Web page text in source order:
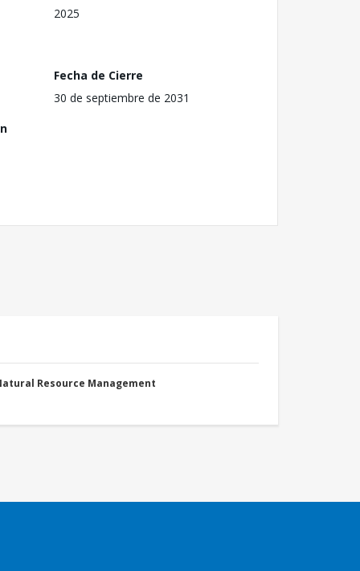
2025
Fecha de Cierre
30 de septiembre de 2031
Resource Management